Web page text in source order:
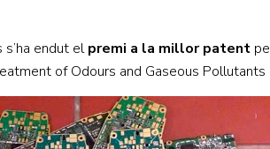
endut elpremi a la millor patent
of Odours and Gaseous Pollutants